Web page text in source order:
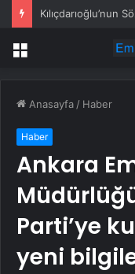
Menü
Anasayfa / Haber
Haber
Ankara
Parti’ye
yeni